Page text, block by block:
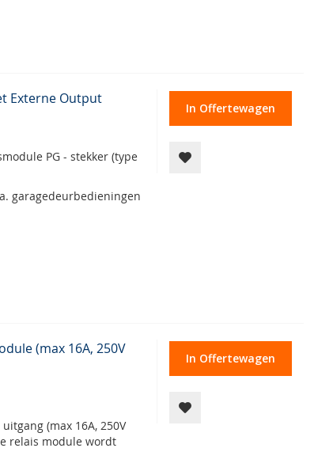
Externe Output
PG - stekker (type
garagedeurbedieningen
In Offertewagen
(max 16A, 250V
(max 16A, 250V
relais module wordt
In Offertewagen